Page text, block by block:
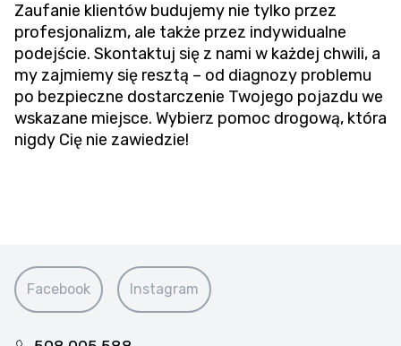
Zaufanie klientów budujemy nie tylko przez
profesjonalizm, ale także przez indywidualne
podejście. Skontaktuj się z nami w każdej chwili, a
my zajmiemy się resztą – od diagnozy problemu
po bezpieczne dostarczenie Twojego pojazdu we
wskazane miejsce. Wybierz pomoc drogową, która
nigdy Cię nie zawiedzie!
Facebook Instagram